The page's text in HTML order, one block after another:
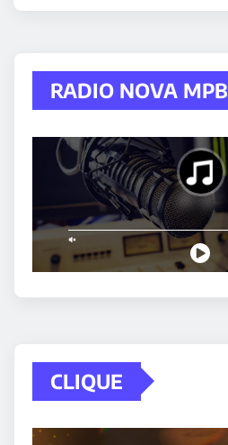
RADIO NOVA MPB
CLIQUE